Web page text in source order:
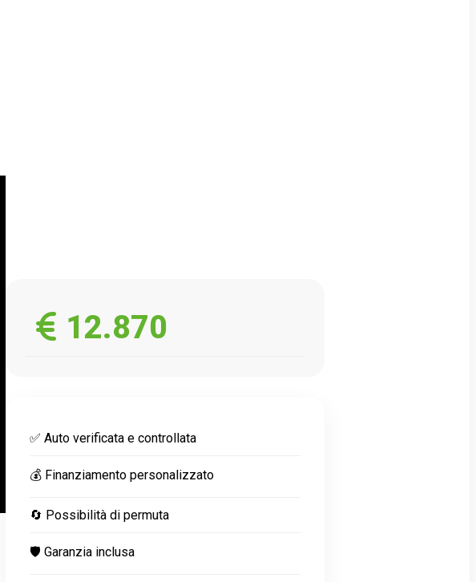
12.870
✅ Auto verificata e controllata
💰 Finanziamento personalizzato
🔄 Possibilità di permuta
🛡️ Garanzia inclusa